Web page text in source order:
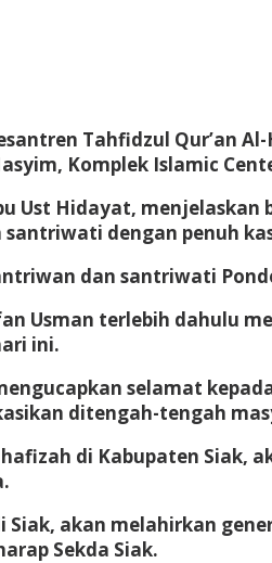
Tahfidzul Qur’an
Komplek Islamic
Ust Hidayat,
dengan penuh
dan santriwati
Usman terlebih dahulu
ini.
selamat
ditengah-tengah
di Kabupaten Siak,
akan melahirkan
Sekda Siak.